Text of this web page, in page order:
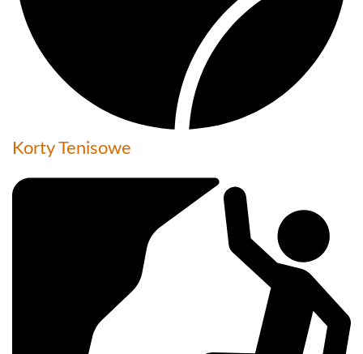
Korty Tenisowe